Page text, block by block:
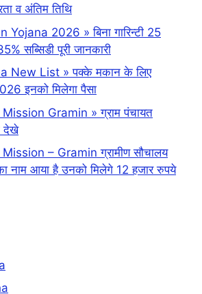
व अंतिम तिथि
2026 » बिना गारिन्टी 25
सब्सिडी पूरी जानकारी
New List » पक्के मकान के लिए
इनको मिलेगा पैसा
Gramin » ग्राम पंचायत
देखे
– Gramin ग्रामीण सौचालय
नाम आया है उनको मिलेगे 12 हजार रुपये